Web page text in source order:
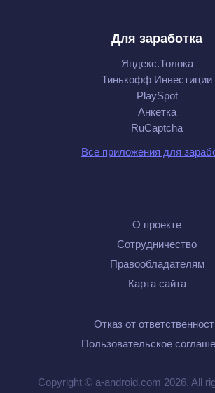
Для заработка
Яндекс.Толока
Тинькофф Инвестиции
PlaySpot
Анкетка
RuCaptcha
Все приложения для
О проекте
Сотрудничество
Правообладателям
Карта сайта
Отказ от
Пользовательское
Copyright © a-android.com 2026. All